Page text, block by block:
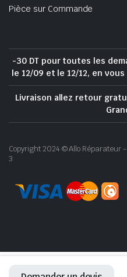
Pièce sur Commande
-30 DT pour toutes les
le 12/09 et le 12/12, en
Livraison allez retour
Copyright 2024 © Allo Réparateur
3